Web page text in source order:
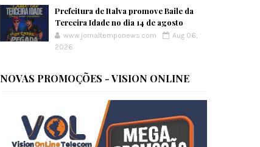
Prefeitura de Italva promove Baile da
Terceira Idade no dia 14 de agosto
www.jornaltemponews.com
Aug 06,
2026
NOVAS PROMOÇÕES - VISION ONLINE